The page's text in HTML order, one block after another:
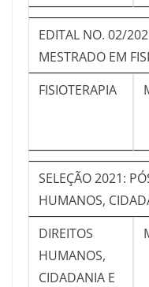
EDITAL NO. 02/
MESTRADO EM
FISIOTERAPIA
SELEÇÃO 2021:
HUMANOS,
DIREITOS
HUMANOS,
CIDADANIA E